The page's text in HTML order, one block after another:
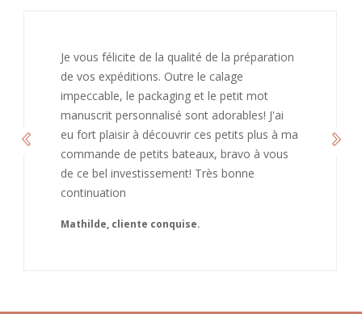
J’ai adoré ouvrir ce paquet votre message est
bienveillant et fait plaisir. Je ne manquerai pas
de recommandé chez vous. Bonne
continuation et merci à vous.
Caroline